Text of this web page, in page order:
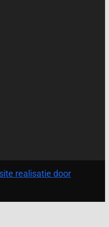
realisatie door